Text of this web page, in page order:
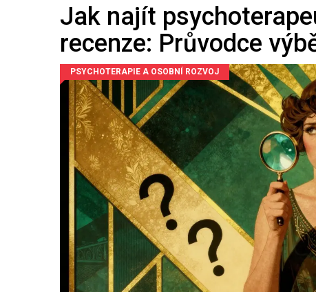
Jak najít
recenze: Průvodce
PSYCHOTERAPIE A OSOBNÍ ROZVOJ